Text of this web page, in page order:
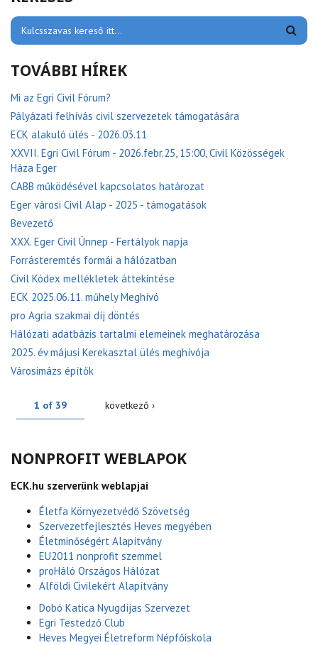
TOVÁBBI HÍREK
Mi az Egri Civil Fórum?
Pályázati felhívás civil szervezetek támogatására
ECK alakuló ülés - 2026.03.11
XXVII. Egri Civil Fórum - 2026.febr.25, 15:00, Civil Közösségek
Háza Eger
CABB működésével kapcsolatos határozat
Eger városi Civil Alap - 2025 - támogatások
Bevezető
XXX. Eger Civil Ünnep - Fertályok napja
Forrásteremtés formái a hálózatban
Civil Kódex mellékletek áttekintése
ECK 2025.06.11. műhely Meghívó
pro Agria szakmai díj döntés
Hálózati adatbázis tartalmi elemeinek meghatározása
2025. év májusi Kerekasztal ülés meghívója
Városimázs építők
1 of 39 következő ›
NONPROFIT WEBLAPOK
ECK.hu szerverünk weblapjai
Életfa Környezetvédő Szövetség
Szervezetfejlesztés Heves megyében
Életminőségért Alapítvány
EU2011 nonprofit szemmel
proHáló Országos Hálózat
Alföldi Civilekért Alapítvány
Dobó Katica Nyugdíjas Szervezet
Egri Testedző Club
Heves Megyei Életreform Népfőiskola